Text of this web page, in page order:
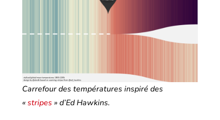
Carrefour des températures inspiré des
«stripes » d’Ed Hawkins.